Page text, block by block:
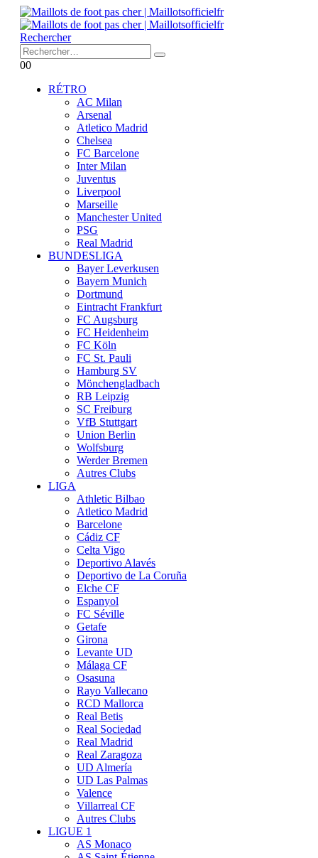
Rechercher
00
RÉTRO
AC Milan
Arsenal
Atletico Madrid
Chelsea
FC Barcelone
Inter Milan
Juventus
Liverpool
Marseille
Manchester United
PSG
Real Madrid
BUNDESLIGA
Bayer Leverkusen
Bayern Munich
Dortmund
Eintracht Frankfurt
FC Augsburg
FC Heidenheim
FC Köln
FC St. Pauli
Hamburg SV
Mönchengladbach
RB Leipzig
SC Freiburg
VfB Stuttgart
Union Berlin
Wolfsburg
Werder Bremen
Autres Clubs
LIGA
Athletic Bilbao
Atletico Madrid
Barcelone
Cádiz CF
Celta Vigo
Deportivo Alavés
Deportivo de La Coruña
Elche CF
Espanyol
FC Séville
Getafe
Girona
Levante UD
Málaga CF
Osasuna
Rayo Vallecano
RCD Mallorca
Real Betis
Real Sociedad
Real Madrid
Real Zaragoza
UD Almería
UD Las Palmas
Valence
Villarreal CF
Autres Clubs
LIGUE 1
AS Monaco